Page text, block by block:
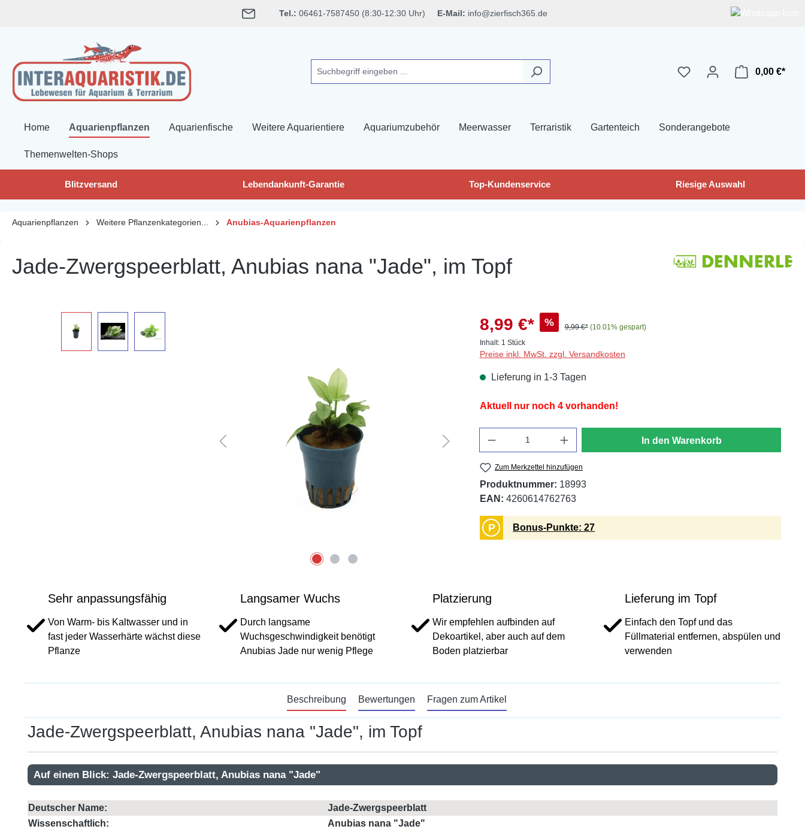
Tel.: 06461-7587450 (8:30-12:30 Uhr) E-Mail: info@zierfisch365.de
0,00 €*
Home Aquarienpflanzen Aquarienfische Weitere Aquarientiere Aquariumzubehör Meerwasser Terraristik Gartenteich Sonderangebote
Themenwelten-Shops
Blitzversand Lebendankunft-Garantie Top-Kundenservice Riesige Auswahl
Aquarienpflanzen Weitere Pflanzenkategorien... Anubias-Aquarienpflanzen
Jade-Zwergspeerblatt, Anubias nana "Jade", im Topf
8,99 €* % 9,99 €* (10.01% gespart)
Inhalt: 1 Stück
Preise inkl. MwSt. zzgl. Versandkosten
Lieferung in 1-3 Tagen
Aktuell nur noch 4 vorhanden!
In den Warenkorb
Zum Merkzettel hinzufügen
Produktnummer: 18993
EAN: 4260614762763
P Bonus-Punkte: 27
Sehr anpassungsfähig
Von Warm- bis Kaltwasser und in
fast jeder Wasserhärte wächst diese
Pflanze
Langsamer Wuchs
Durch langsame
Wuchsgeschwindigkeit benötigt
Anubias Jade nur wenig Pflege
Platzierung
Wir empfehlen aufbinden auf
Dekoartikel, aber auch auf dem
Boden platzierbar
Lieferung im Topf
Einfach den Topf und das
Füllmaterial entfernen, abspülen und
verwenden
Beschreibung Bewertungen Fragen zum Artikel
Jade-Zwergspeerblatt, Anubias nana "Jade", im Topf
Auf einen Blick: Jade-Zwergspeerblatt, Anubias nana "Jade"
Deutscher Name:
Jade-Zwergspeerblatt
Wissenschaftlich:
Anubias nana "Jade"